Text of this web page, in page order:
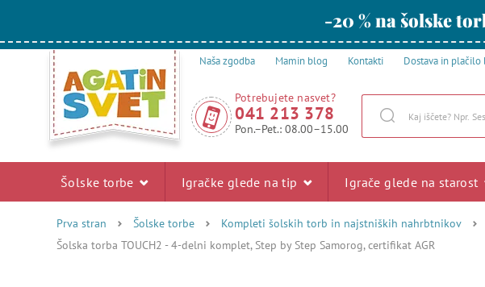
-20 % na šolske
Naša zgodba Mamin blog Kontakti Dostava in plačilo
Potrebujete nasvet?
041 213 378
Pon.–Pet.: 08.00–15.00
Šolske torbe Igračke glede na tip Igrače glede na starost
Prva stran Šolske torbe Kompleti šolskih torb in najstniških nahrbtnikov
Šolska torba TOUCH2 - 4-delni komplet, Step by Step Samorog, certifikat AGR